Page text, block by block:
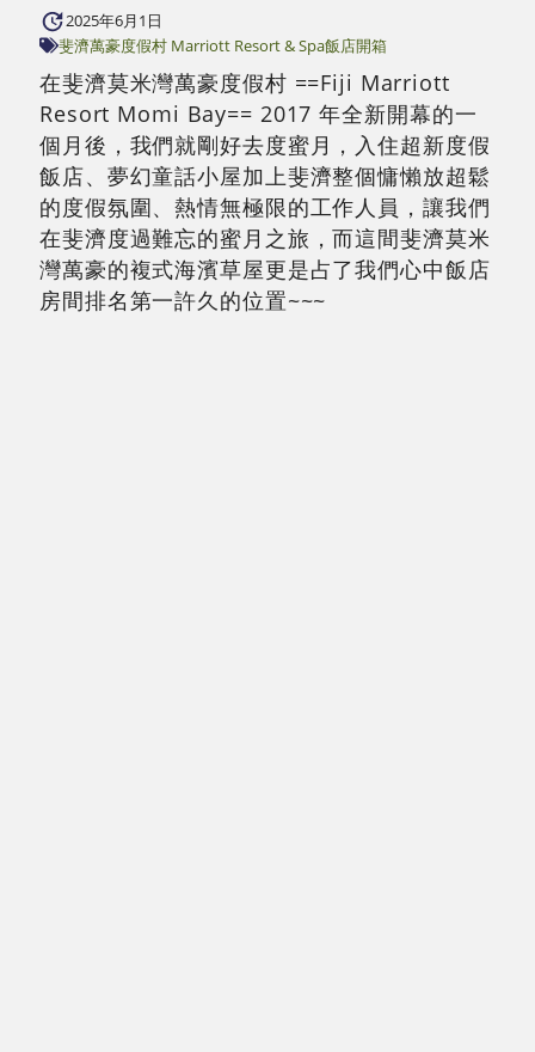
2025年6月1日
斐濟萬豪度假村 Marriott Resort & Spa飯店開箱
在斐濟莫米灣萬豪度假村 ==Fiji Marriott
Resort Momi Bay== 2017 年全新開幕的一
個月後，我們就剛好去度蜜月，入住超新度假
飯店、夢幻童話小屋加上斐濟整個慵懶放超鬆
的度假氛圍、熱情無極限的工作人員，讓我們
在斐濟度過難忘的蜜月之旅，而這間斐濟莫米
灣萬豪的複式海濱草屋更是占了我們心中飯店
房間排名第一許久的位置~~~